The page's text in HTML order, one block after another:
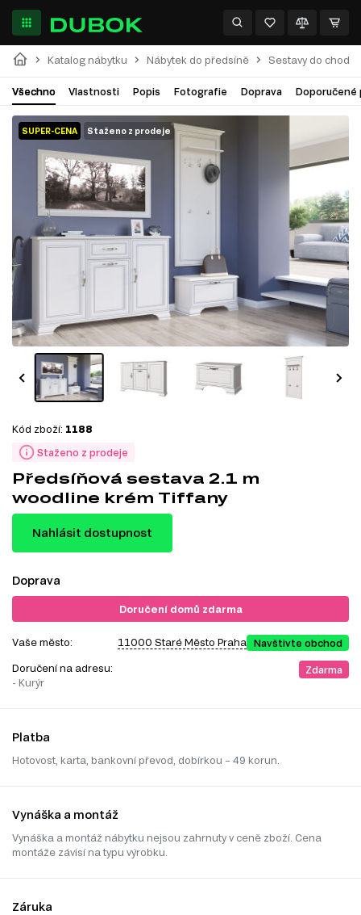
Katalog nábytku Nábytek do předsíně Sestavy do chodby
Všechno Vlastnosti Popis Fotografie Doprava Doporučené
SUPER-CENA Staženo z prodeje
Staženo z prodeje
Kód zboží: 1188
Předsíňová sestava 2.1 m
woodline krém Tiffany
Nahlásit dostupnost
Doprava
Doručení domů zdarma
Vaše město: 11000 Staré Město Praha Navštivte obchod
Doručení na adresu:
- Kurýr
Zdarma
Platba
Hotovost, karta, bankovní převod, dobírkou – 49 korun.
Vynáška a montáž
Vynáška a montáž nábytku nejsou zahrnuty v ceně zboží. Cena
montáže závisí na typu výrobku.
Záruka